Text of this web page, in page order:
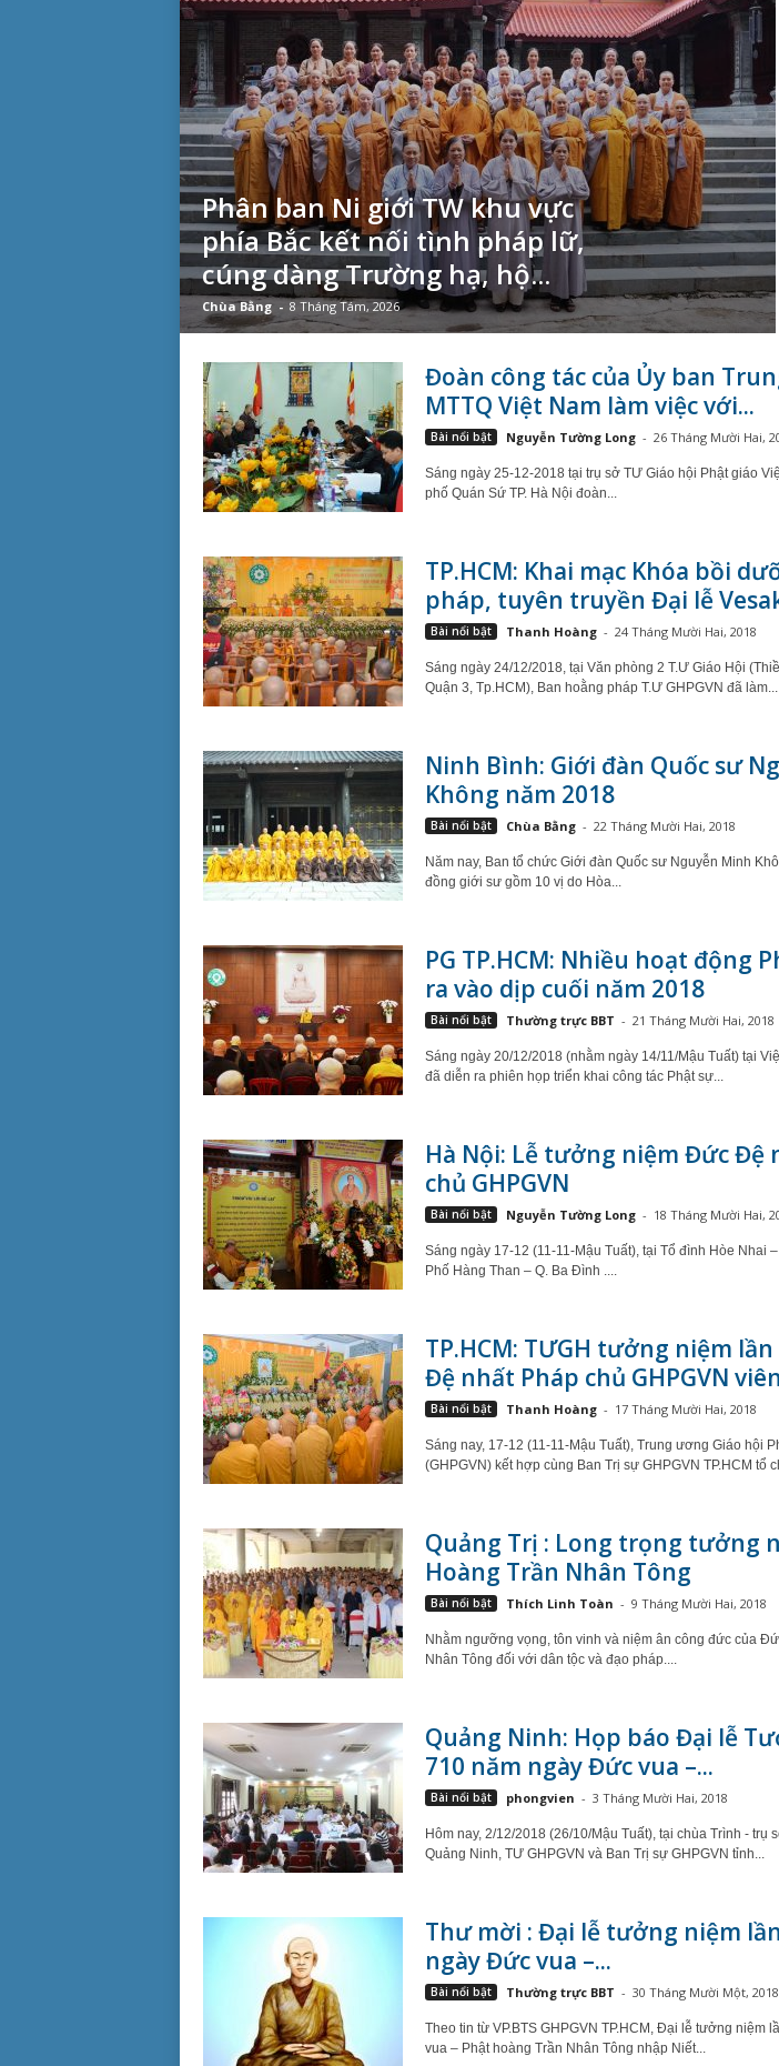
Phân ban Ni giới TW khu vực
phía Bắc kết nối tình pháp lữ,
cúng dàng Trường hạ, hộ...
Chùa Bằng - 8 Tháng Tám, 2026
Đoàn công tác của Ủy ban
MTTQ Việt Nam làm việc với...
Bài nổi bật Nguyễn Tường Long - 26 Tháng Mười Hai,
Sáng ngày 25-12-2018 tại trụ sở TƯ Giáo hội Phật giáo
phố Quán Sứ TP. Hà Nội đoàn...
TP.HCM: Khai mạc Khóa bồi
pháp, tuyên truyền Đại lễ
Bài nổi bật Thanh Hoàng - 24 Tháng Mười Hai, 2018
Sáng ngày 24/12/2018, tại Văn phòng 2 T.Ư Giáo Hội
Quận 3, Tp.HCM), Ban hoằng pháp T.Ư GHPGVN đã làm...
Ninh Bình: Giới đàn Quốc sư
Không năm 2018
Bài nổi bật Chùa Bằng - 22 Tháng Mười Hai, 2018
Năm nay, Ban tổ chức Giới đàn Quốc sư Nguyễn Minh
đồng giới sư gồm 10 vị do Hòa...
PG TP.HCM: Nhiều hoạt động
ra vào dịp cuối năm 2018
Bài nổi bật Thường trực BBT - 21 Tháng Mười Hai, 2018
Sáng ngày 20/12/2018 (nhằm ngày 14/11/Mậu Tuất) tại
đã diễn ra phiên họp triển khai công tác Phật sự...
Hà Nội: Lễ tưởng niệm Đức Đệ
chủ GHPGVN
Bài nổi bật Nguyễn Tường Long - 18 Tháng Mười Hai,
Sáng ngày 17-12 (11-11-Mậu Tuất), tại Tổ đình Hòe Nhai
Phố Hàng Than – Q. Ba Đình ....
TP.HCM: TƯGH tưởng niệm
Đệ nhất Pháp chủ GHPGVN
Bài nổi bật Thanh Hoàng - 17 Tháng Mười Hai, 2018
Sáng nay, 17-12 (11-11-Mậu Tuất), Trung ương Giáo hội
(GHPGVN) kết hợp cùng Ban Trị sự GHPGVN TP.HCM tổ
Quảng Trị : Long trọng tưởng
Hoàng Trần Nhân Tông
Bài nổi bật Thích Linh Toàn - 9 Tháng Mười Hai, 2018
Nhằm ngưỡng vọng, tôn vinh và niệm ân công đức của
Nhân Tông đối với dân tộc và đạo pháp....
Quảng Ninh: Họp báo Đại lễ
710 năm ngày Đức vua –...
Bài nổi bật phongvien - 3 Tháng Mười Hai, 2018
Hôm nay, 2/12/2018 (26/10/Mậu Tuất), tại chùa Trình - trụ
Quảng Ninh, TƯ GHPGVN và Ban Trị sự GHPGVN tỉnh...
Thư mời : Đại lễ tưởng niệm
ngày Đức vua –...
Bài nổi bật Thường trực BBT - 30 Tháng Mười Một, 2018
Theo tin từ VP.BTS GHPGVN TP.HCM, Đại lễ tưởng niệm
vua – Phật hoàng Trần Nhân Tông nhập Niết...